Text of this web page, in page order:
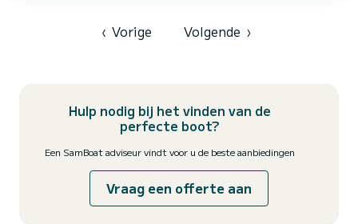
‹ Vorige Volgende ›
Hulp nodig bij het vinden van de
perfecte boot?
Een SamBoat adviseur vindt voor u de beste aanbiedingen
Vraag een offerte aan